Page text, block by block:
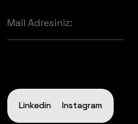
Linkedin Instagram